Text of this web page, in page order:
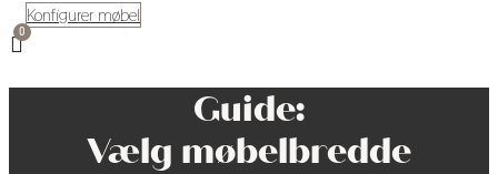
Konfigurer møbel
Guide:
Vælg møbelbredde